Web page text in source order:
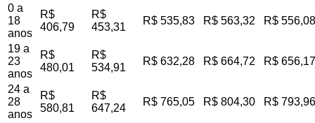
0 a
18
anos
R$
406,79
R$
453,31
R$ 535,83 R$ 563,32 R$ 556,08
19 a
23
anos
R$
480,01
R$
534,91
R$ 632,28 R$ 664,72 R$ 656,17
24 a
28
anos
R$
580,81
R$
647,24
R$ 765,05 R$ 804,30 R$ 793,96